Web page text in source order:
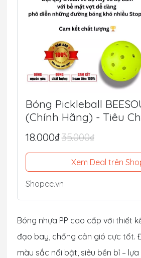
Bóng Pickleball
(Chính Hãng) - Tiêu
Tế, Chuyên Thi Đấu &
Ngoài Trời
18.000₫35.000₫
Xem Deal trên
Shopee.vn
Bóng nhựa PP cao cấp với thiết
đạo bay, chống cản gió cực tốt.
màu sắc nổi bật, siêu bền bỉ –